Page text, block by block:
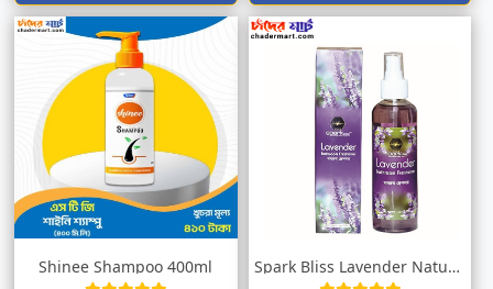
Shinee Shampoo 400ml Spark Bliss Lavender Natural Bathroom Fr...